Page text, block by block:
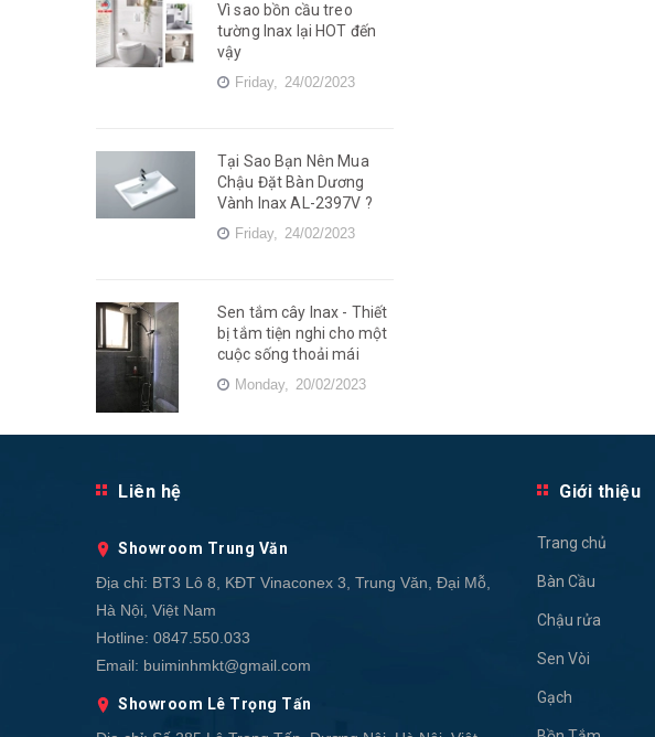
Vì sao bồn cầu treo
tường Inax lại HOT đến
vậy
Friday, 24/02/2023
Tại Sao Bạn Nên Mua
Chậu Đặt Bàn Dương
Vành Inax AL-2397V ?
Friday, 24/02/2023
Sen tắm cây Inax - Thiết
bị tắm tiện nghi cho một
cuộc sống thoải mái
Monday, 20/02/2023
Liên hệ
Showroom Trung Văn
Địa chỉ: BT3 Lô 8, KĐT Vinaconex 3, Trung Văn, Đại Mỗ,
Hà Nội, Việt Nam
Hotline: 0847.550.033
Email: buiminhmkt@gmail.com
Showroom Lê Trọng Tấn
Giới thiệu
Trang chủ
Bàn Cầu
Chậu rửa
Sen Vòi
Gạch